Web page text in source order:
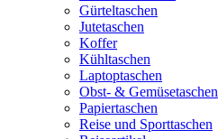
Gürteltaschen
Jutetaschen
Koffer
Kühltaschen
Laptoptaschen
Obst- & Gemüsetaschen
Papiertaschen
Reise und Sporttaschen